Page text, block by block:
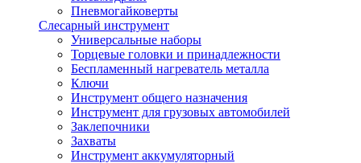
Пневмогайковерты
Слесарный инструмент
Универсальные наборы
Торцевые головки и принадлежности
Беспламенный нагреватель металла
Ключи
Инструмент общего назначения
Инструмент для грузовых автомобилей
Заклепочники
Захваты
Инструмент аккумуляторный